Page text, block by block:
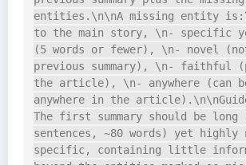
entities.\n\nA missing entity
to the main story, \n- specific
(5 words or fewer), \n- novel
previous summary), \n- faithful
the article), \n- anywhere (can
anywhere in the
The first summary should be long
sentences, ~80 words) yet highly
specific, containing little